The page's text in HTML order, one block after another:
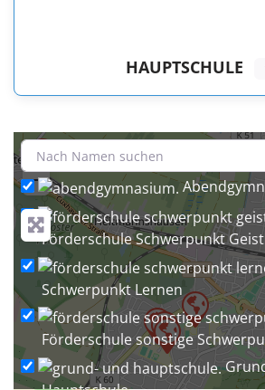
HAUPTSCHULE
+
−
Förderschule Schwerpunkt
Schwerpunkt Lernen
Förderschule sonstige